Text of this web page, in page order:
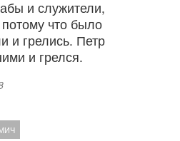
и служители,
что было
и грелись. Петр
и грелся.